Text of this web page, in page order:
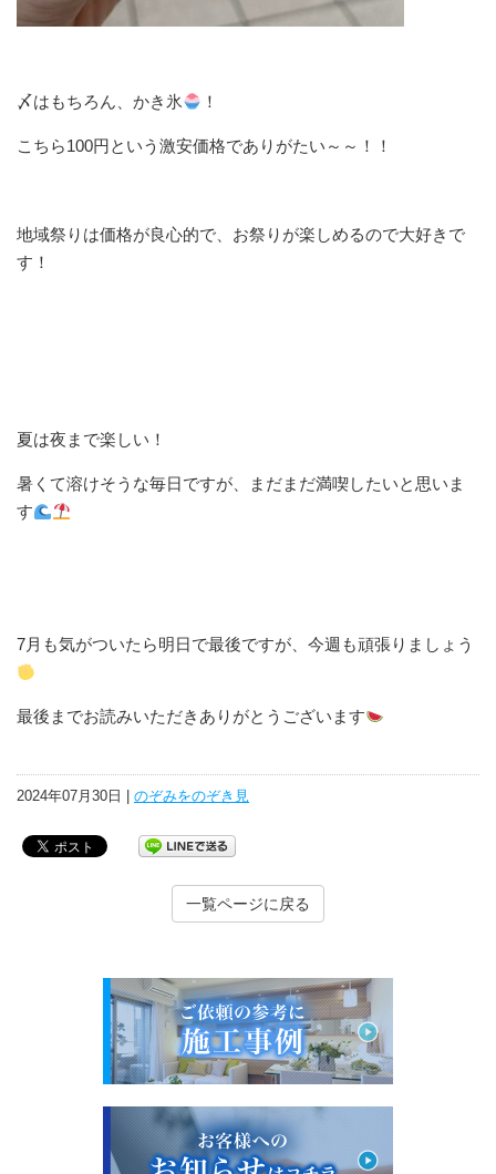
〆はもちろん、かき氷 ！
こちら100円という激安価格でありがたい～～！！
地域祭りは価格が良心的で、お祭りが楽しめるので大好きで
す！
夏は夜まで楽しい！
暑くて溶けそうな毎日ですが、まだまだ満喫したいと思いま
す
7月も気がついたら明日で最後ですが、今週も頑張りましょう
最後までお読みいただきありがとうございます
2024年07月30日 | のぞみをのぞき見
一覧ページに戻る